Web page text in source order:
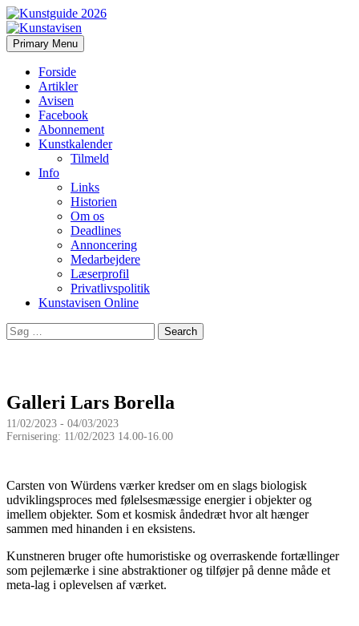
Kunstavisen
Search
Primary Menu Skip
to
Forside
Artikler
Avisen
Facebook
Abonnement
Kunstkalender
Tilmeld
Info
Links
Historien
Om os
Deadlines
Annoncering
Medarbejdere
Læserprofil
Privatlivspolitik
Kunstavisen Online
Search
for:
Galleri Lars Borella
11/02/2023 - 04/03/2023
Fernisering: 11/02/2023 14.00-16.00
Carsten von Würdens værker kredser om en slags biologisk
udviklingsproces med følelsesmæssige energier i objekter og
imellem objekter. Som et kosmisk åndedræt hvor alt hænger
sammen med hinanden i en eksistens.
Kunstneren bruger ofte humoristiske og overraskende fortællinger
som pejlemærke i sine abstraktioner og tilføjer på denne måde et
meta-lag i oplevelsen af værket.